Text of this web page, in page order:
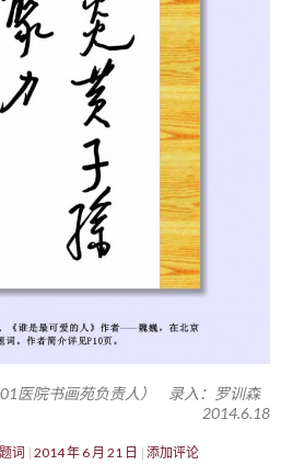
医院书画苑负责人） 录入：罗训森
2014.6.18
词 2014 年 6 月 21 日 添加评论